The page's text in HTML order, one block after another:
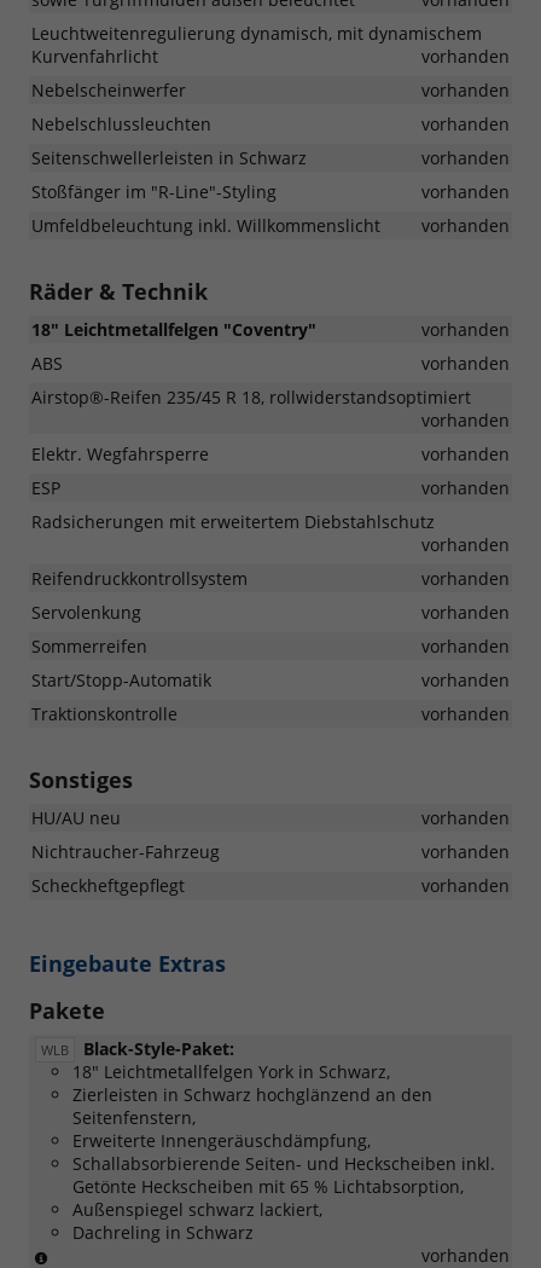
Leuchtweitenregulierung dynamisch, mit dynamischem
Kurvenfahrlicht
vorhanden
Nebelscheinwerfer
vorhanden
Nebelschlussleuchten
vorhanden
Seitenschwellerleisten in Schwarz
vorhanden
Stoßfänger im "R-Line"-Styling
vorhanden
Umfeldbeleuchtung inkl. Willkommenslicht
vorhanden
Räder & Technik
18" Leichtmetallfelgen "Coventry"
vorhanden
ABS
vorhanden
Airstop®-Reifen 235/45 R 18, rollwiderstandsoptimiert
vorhanden
Elektr. Wegfahrsperre
vorhanden
ESP
vorhanden
Radsicherungen mit erweitertem Diebstahlschutz
vorhanden
Reifendruckkontrollsystem
vorhanden
Servolenkung
vorhanden
Sommerreifen
vorhanden
Start/Stopp-Automatik
vorhanden
Traktionskontrolle
vorhanden
Sonstiges
HU/AU neu
vorhanden
Nichtraucher-Fahrzeug
vorhanden
Scheckheftgepflegt
vorhanden
Eingebaute Extras
Pakete
WLB
Black-Style-Paket:
18" Leichtmetallfelgen York in Schwarz,
Zierleisten in Schwarz hochglänzend an den
Seitenfenstern,
Erweiterte Innengeräuschdämpfung,
Schallabsorbierende Seiten- und Heckscheiben inkl.
Getönte Heckscheiben mit 65 % Lichtabsorption,
Außenspiegel schwarz lackiert,
Dachreling in Schwarz
vorhanden